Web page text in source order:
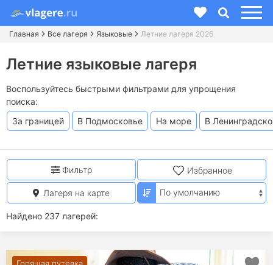
Главная Все лагеря Языковые Летние лагеря 2026
Летние языковые лагеря
Воспользуйтесь быстрыми фильтрами для упрощения
поиска:
За границей
В Подмосковье На море В
Найдено 237 лагерей:
Фильтр Избранное
Лагеря на карте
Горящая путевка